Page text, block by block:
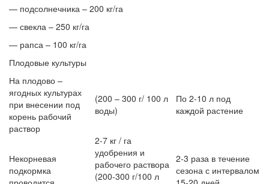
— подсолнечника – 200 кг/га
— свекла – 250 кг/га
— рапса – 100 кг/га
Плодовые культуры
На плодово –
ягодных культурах
при внесении под
корень рабочий
раствор
(200 – 300 г/ 100 л
воды)
По 2-10 л под
каждой растение
Некорневая
подкормка
2-7 кг / га
удобрения и
рабочего раствора
(200-300 г/100 л
2-3 раза в течение
сезона с интервалом